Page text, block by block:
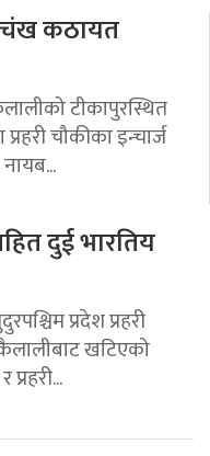
चंख कठायत
टीकापुरस्थित
चौकीका इन्चार्ज
नायब...
दुई भारतिय
प्रदेश प्रहरी
खटिएको